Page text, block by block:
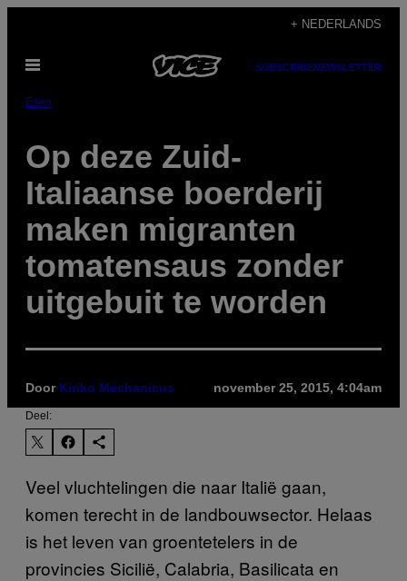
de
inhoud
+ NEDERLANDS
Open
SUBSCRIBENEWSLETTER
Eten
Op deze Zuid-
Italiaanse boerderij
maken migranten
tomatensaus zonder
uitgebuit te worden
Door Kiriko Mechanicus november 25, 2015, 4:04am
Deel:
Veel vluchtelingen die naar Italië gaan,
komen terecht in de landbouwsector. Helaas
is het leven van groentetelers in de
provincies Sicilië, Calabria, Basilicata en